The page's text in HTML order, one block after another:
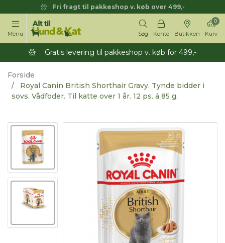
Fri fragt til pakkeshop v. køb over 499,-
Menu Søg Konto Butikken Kurv
0
Gratis levering til pakkeshop v. køb for 499,-
Forside
Royal Canin British Shorthair Gravy. Tynde bidder i
sovs. Vådfoder. Til katte over 1 år. 12 ps. á 85 g.